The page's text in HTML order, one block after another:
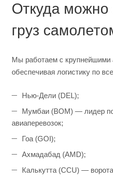
Откуда можно
груз
Мы работаем с крупнейшими
обеспечивая логистику по
Нью-Дели (DEL);
Мумбаи (BOM) — лидер
авиаперевозок;
Гоа (GOI);
Ахмадабад (AMD);
Калькутта (CCU) —